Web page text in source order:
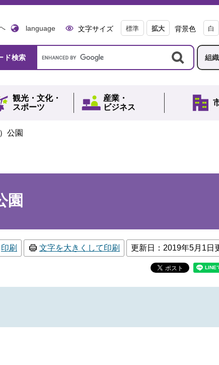
language 文字サイズ 標準 拡大 背景色 白
ド検索
カ
ス
検
索
組
観光・ 文化・
スポーツ
産業・
ビジネス
公園
園
印刷 文字を大きくして印刷 更新日：2019年5月1日